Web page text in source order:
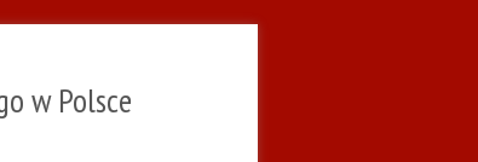
w Polsce